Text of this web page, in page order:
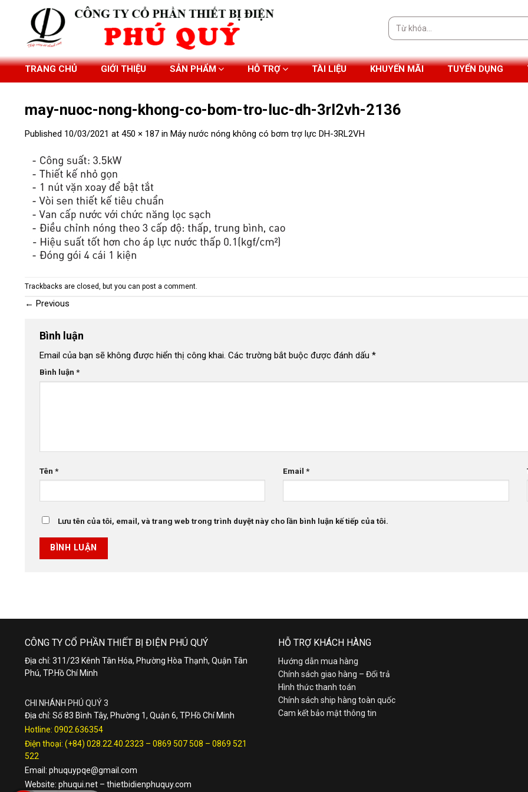
Tìm
kiếm:
TRANG CHỦ GIỚI THIỆU SẢN PHẨM HỖ TRỢ TÀI LIỆU KHUYẾN MÃI TUYỂN DỤNG
may-nuoc-nong-khong-co-bom-tro-luc-dh-3rl2vh-2136
Published 10/03/2021 at 450 × 187 in Máy nước nóng không có bơm trợ lực DH-3RL2VH
Trackbacks are closed, but you can post a comment
← Previous
Bình luận
Email của bạn sẽ không được hiển thị công khai. Các trường bắt buộc được đánh dấu *
Bình luận *
Tên * Email*
Lưu tên của tôi, email, và trang web trong trình duyệt này cho lần bình luận kế tiếp của tôi.
CÔNG TY CỔ PHẦN THIẾT BỊ ĐIỆN PHÚ QUÝ
Địa chỉ: 311/23 Kênh Tân Hóa, Phường Hòa Thạnh, Quận Tân
Phú, TP.Hồ Chí Minh
CHI NHÁNH PHÚ QUÝ 3
Địa chỉ: Số 83 Bình Tây, Phường 1, Quận 6, TP.Hồ Chí Minh
Hotline: 0902.636354
Điện thoại: (+84) 028.22.40.2323 – 0869 507 508 – 0869 521
522
Email: phuquypqe@gmail.com
Website: phuqui.net – thietbidienphuquy.com
HỖ TRỢ KHÁCH HÀNG
Hướng dẫn mua hàng
Chính sách giao hàng – Đổi trả
Hình thức thanh toán
Chính sách ship hàng toàn quốc
Cam kết bảo mật thông tin